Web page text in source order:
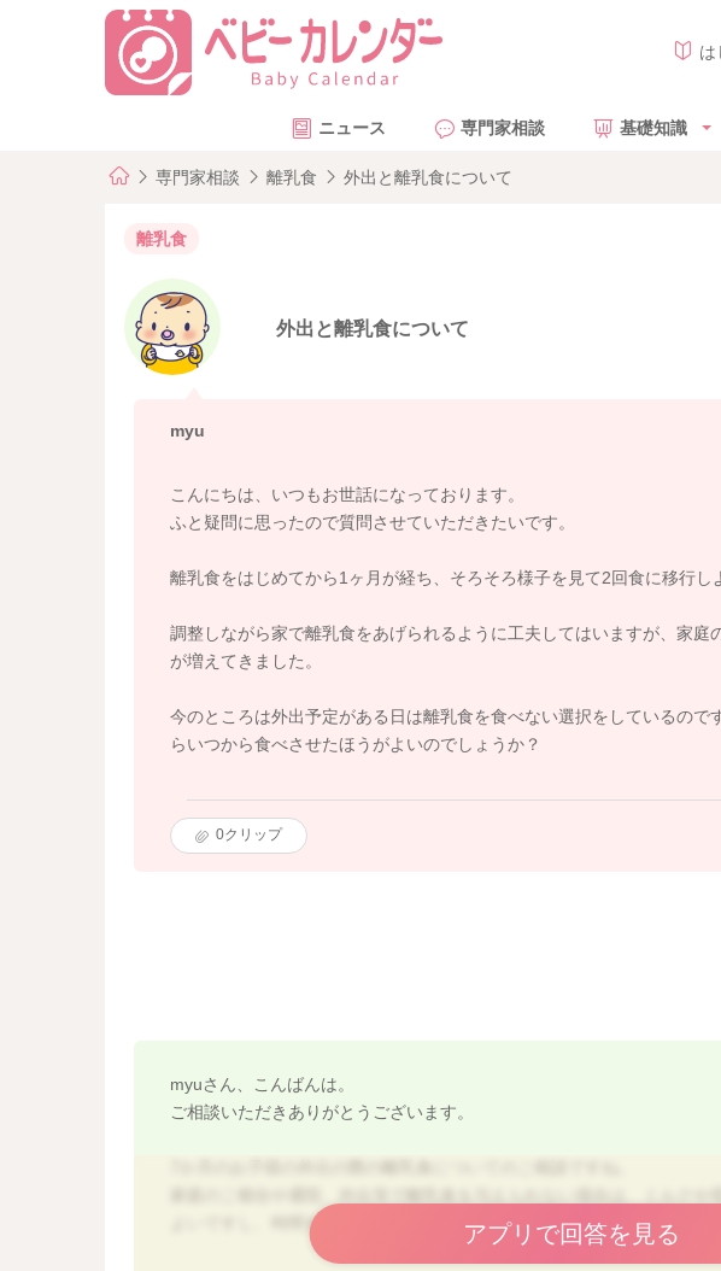
は
ニュース 専門家相談 基礎知識
専門家相談 離乳食 外出と離乳食について
離乳食
外出と離乳食について
myu
こんにちは、いつもお世話になっております。
ふと疑問に思ったので質問させていただきたいです。
離乳食をはじめてから1ヶ月が経ち、そろそろ様子を見て2回食に移行し
調整しながら家で離乳食をあげられるように工夫してはいますが、家庭
が増えてきました。
今のところは外出予定がある日は離乳食を食べない選択をしているので
らいつから食べさせたほうがよいのでしょうか？
0クリップ
myuさん、こんばんは。
ご相談いただきありがとうございます。
よいですし、時間をずらしてあげられるのであれば、その対応でも良い
アプリで回答を見る